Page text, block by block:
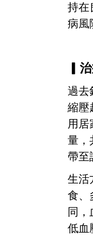
持在
病風
▎
過去
縮壓
用居
量，
帶至
生活
食、
同
低血